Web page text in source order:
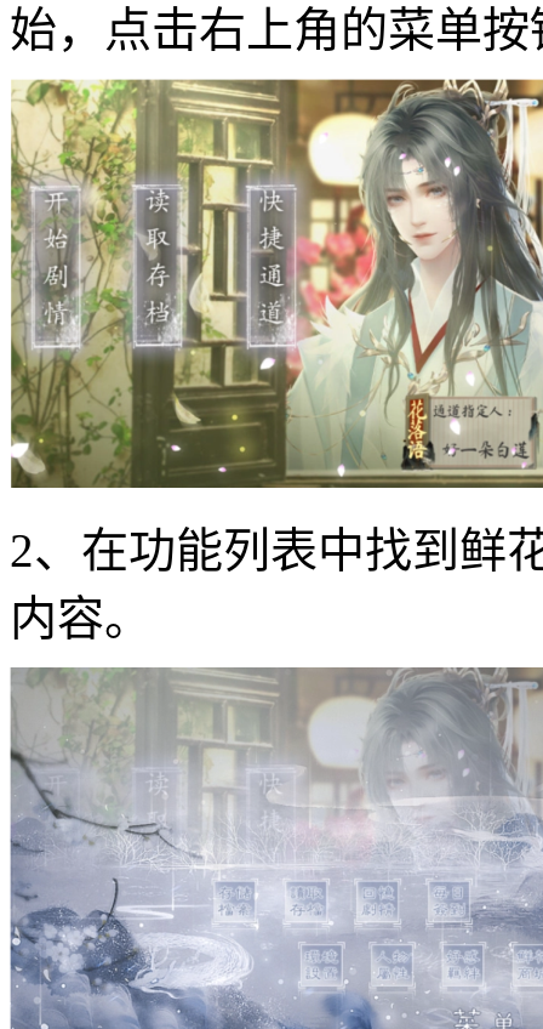
始，点击右上角的菜单
2、在功能列表中找到鲜
内容。